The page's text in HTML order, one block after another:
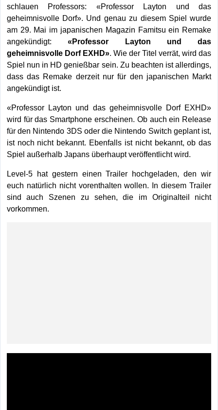
schlauen Professors: «Professor Layton und das
geheimnisvolle Dorf». Und genau zu diesem Spiel wurde
am 29. Mai im japanischen Magazin Famitsu ein Remake
angekündigt:«Professor Layton und das
geheimnisvolle Dorf EXHD». Wie der Titel verrät, wird das
Spiel nun in HD genießbar sein. Zu beachten ist allerdings,
dass das Remake derzeit nur für den japanischen Markt
angekündigt ist.
«Professor Layton und das geheimnisvolle Dorf EXHD»
wird für das Smartphone erscheinen. Ob auch ein Release
für den Nintendo 3DS oder die Nintendo Switch geplant ist,
ist noch nicht bekannt. Ebenfalls ist nicht bekannt, ob das
Spiel außerhalb Japans überhaupt veröffentlicht wird.
Level-5 hat gestern einen Trailer hochgeladen, den wir
euch natürlich nicht vorenthalten wollen. In diesem Trailer
sind auch Szenen zu sehen, die im Originalteil nicht
vorkommen.